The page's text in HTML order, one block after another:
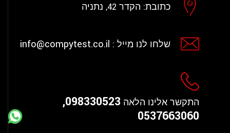
כתובת: הקדר 42, נתניה
שלחו לנו מייל : info@compytest.co.il
התקשר אלינו הלאה
098330523,
0537663060